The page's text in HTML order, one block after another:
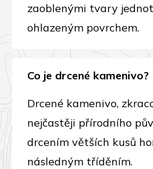
zaoblenými tvary
ohlazeným povrchem.
Co je drcené kamenivo?
Drcené kamenivo,
nejčastěji přírodního
drcením větších kusů
následným tříděním.